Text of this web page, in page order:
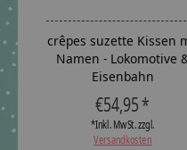
crêpes suzette Kissen
Namen - Lokomotive
Eisenbahn
€54,95 *
*Inkl. MwSt. zzgl.
Versandkosten